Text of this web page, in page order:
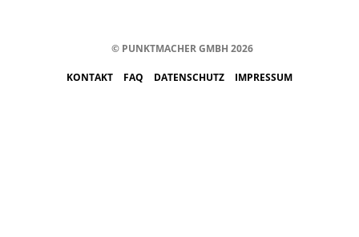
© PUNKTMACHER GMBH 2026
KONTAKT FAQ DATENSCHUTZ IMPRESSUM